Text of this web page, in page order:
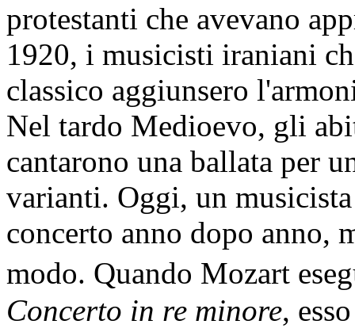
protestanti che avevano
1920, i musicisti iraniani
classico aggiunsero
Nel tardo Medioevo, gli
cantarono una ballata per
varianti. Oggi, un
concerto anno dopo anno,
modo. Quando Mozart
Concerto in re minore,